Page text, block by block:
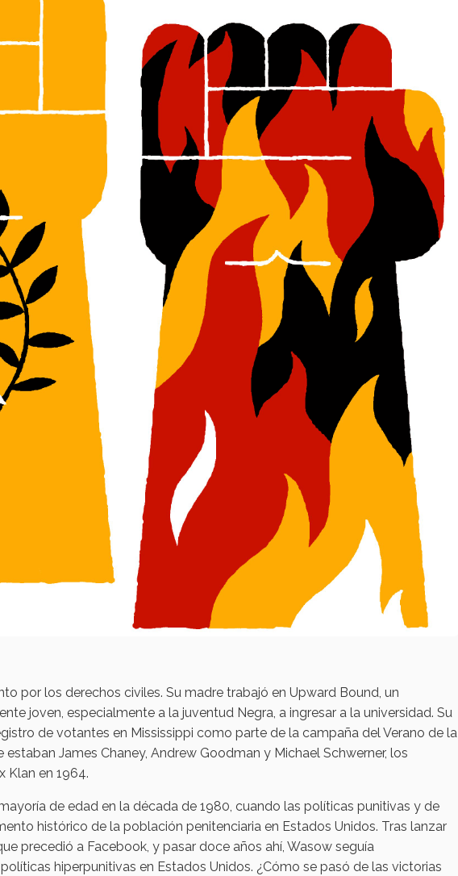
por los derechos civiles. Su madre trabajó en Upward Bound, un
joven, especialmente a la juventud Negra, a ingresar a la universidad. Su
de votantes en Mississippi como parte de la campaña del Verano de la
James Chaney, Andrew Goodman y Michael Schwerner, los
Klan en 1964.
de edad en la década de 1980, cuando las políticas punitivas y de
histórico de la población penitenciaria en Estados Unidos. Tras lanzar
precedió a Facebook, y pasar doce años ahí, Wasow seguía
hiperpunitivas en Estados Unidos. ¿Cómo se pasó de las victorias